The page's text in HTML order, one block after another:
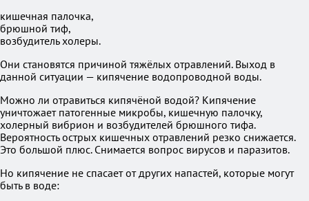
кишечная палочка,
брюшной тиф,
возбудитель холеры.
Они становятся причиной тяжёлых отравлений. Выход в
данной ситуации — кипячение водопроводной воды.
Можно ли отравиться кипячёной водой? Кипячение
уничтожает патогенные микробы, кишечную палочку,
холерный вибрион и возбудителей брюшного тифа.
Вероятность острых кишечных отравлений резко снижается.
Это большой плюс. Снимается вопрос вирусов и паразитов.
Но кипячение не спасает от других напастей, которые могут
быть в воде: